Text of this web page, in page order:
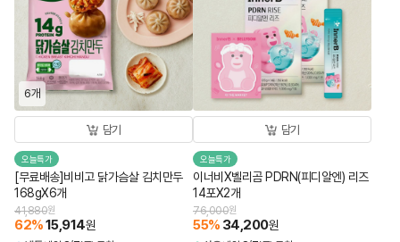
6개
담기
오늘특가
[무료배송]비비고 닭가슴살 김치만두
168gX6개
41,880원
62%15,914원
담기
오늘특가
이너비X벨리곰 PDRN(피디알엔) 리즈
14포X2개
76,000원
55% 34,200원